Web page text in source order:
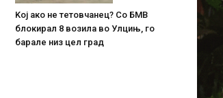
Koj ако не тетовчанец? Со БМВ
блокирал 8 возила во Улцињ, го
барале низ цел град